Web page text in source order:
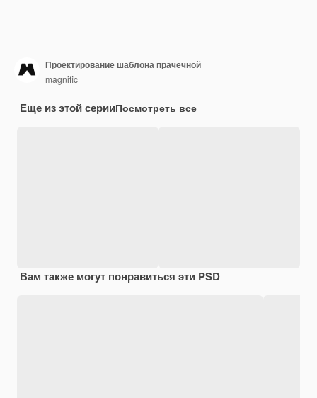
Проектирование шаблона прачечной
magnific
Еще из этой серииПосмотреть все
Вам также могут понравиться эти PSD